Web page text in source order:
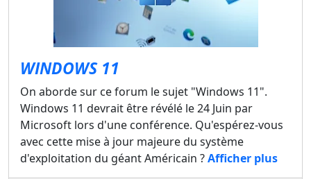
WINDOWS 11
On aborde sur ce forum le sujet "Windows 11".
Windows 11 devrait être révélé le 24 Juin par
Microsoft lors d'une conférence. Qu'espérez-vous
avec cette mise à jour majeure du système
d'exploitation du géant Américain ?Afficher plus